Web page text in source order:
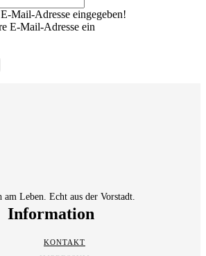
Mail-Adresse eingegeben!
E-Mail-Adresse ein
am Leben. Echt aus der Vorstadt.
Information
KONTAKT